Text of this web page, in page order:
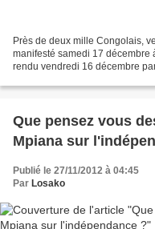
Près de deux mille Congolais,
manifesté samedi 17 décembre
rendu vendredi 16 décembre
Que pensez vous
Mpiana sur
Publié le 27/11/2012 à 04:45
Par Losako